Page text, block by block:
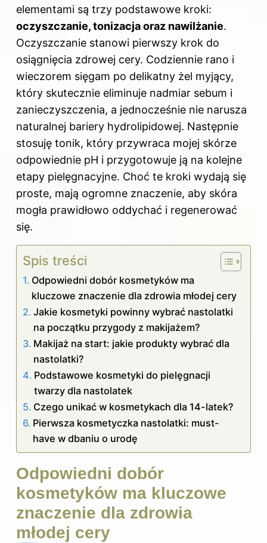
elementami są trzy podstawowe kroki:
oczyszczanie, tonizacja oraz nawilżanie.
Oczyszczanie stanowi pierwszy krok do
osiągnięcia zdrowej cery. Codziennie rano i
wieczorem sięgam po delikatny żel myjący,
który skutecznie eliminuje nadmiar sebum i
zanieczyszczenia, a jednocześnie nie narusza
naturalnej bariery hydrolipidowej. Następnie
stosuję tonik, który przywraca mojej skórze
odpowiednie pH i przygotowuje ją na kolejne
etapy pielęgnacyjne. Choć te kroki wydają się
proste, mają ogromne znaczenie, aby skóra
mogła prawidłowo oddychać i regenerować
się.
Spis treści
Odpowiedni dobór kosmetyków ma
kluczowe znaczenie dla zdrowia młodej cery
Jakie kosmetyki powinny wybrać nastolatki
na początku przygody z makijażem?
Makijaż na start: jakie produkty wybrać dla
nastolatki?
Podstawowe kosmetyki do pielęgnacji
twarzy dla nastolatek
Czego unikać w kosmetykach dla 14-latek?
Pierwsza kosmetyczka nastolatki: must-
have w dbaniu o urodę
Odpowiedni dobór
kosmetyków ma kluczowe
znaczenie dla zdrowia
młodej cery